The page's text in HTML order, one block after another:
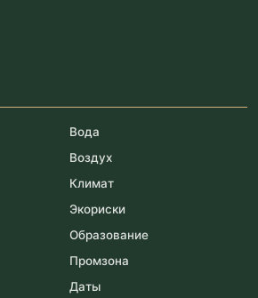
Вода
Воздух
Климат
Экориски
Образование
Промзона
Даты